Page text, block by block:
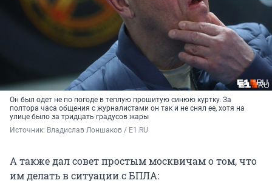
Он был одет не по погоде в теплую прошитую синюю куртку. За
полтора часа общения с журналистами он так и не снял ее, хотя на
улице было за тридцать градусов жары
Источник: Владислав Лоншаков / E1.RU
А также дал совет простым москвичам о том, что
им делать в ситуации с БПЛА: